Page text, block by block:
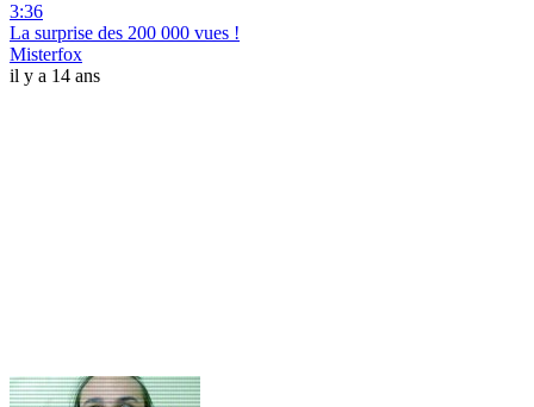
3:36
La surprise des 200 000 vues !
Misterfox
il y a 14 ans